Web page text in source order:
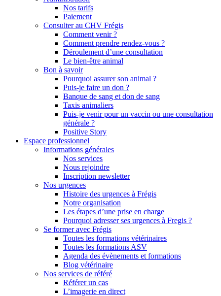
Nos tarifs
Paiement
Consulter au CHV Frégis
Comment venir ?
Comment prendre rendez-vous ?
Déroulement d’une consultation
Le bien-être animal
Bon à savoir
Pourquoi assurer son animal ?
Puis-je faire un don ?
Banque de sang et don de sang
Taxis animaliers
Puis-je venir pour un vaccin ou une consultation
générale ?
Positive Story
Espace professionnel
Informations générales
Nos services
Nous rejoindre
Inscription newsletter
Nos urgences
Histoire des urgences à Frégis
Notre organisation
Les étapes d’une prise en charge
Pourquoi adresser ses urgences à Fregis ?
Se former avec Frégis
Toutes les formations vétérinaires
Toutes les formations ASV
Agenda des évènements et formations
Blog vétérinaire
Nos services de référé
Référer un cas
L’imagerie en direct